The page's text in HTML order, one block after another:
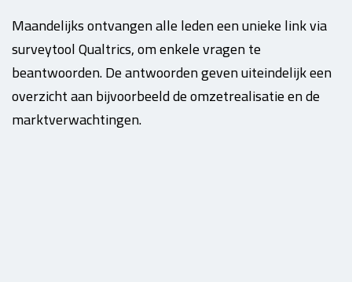
Maandelijks ontvangen alle leden een unieke link via
surveytool Qualtrics, om enkele vragen te
beantwoorden. De antwoorden geven uiteindelijk een
overzicht aan bijvoorbeeld de omzetrealisatie en de
marktverwachtingen.